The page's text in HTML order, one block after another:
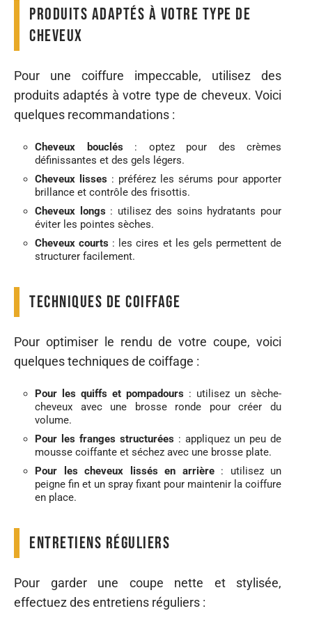
Produits adaptés à votre type de
cheveux
Pour une coiffure impeccable, utilisez des
produits adaptés à votre type de cheveux. Voici
quelques recommandations :
Cheveux bouclés : optez pour des crèmes
définissantes et des gels légers.
Cheveux lisses : préférez les sérums pour apporter
brillance et contrôle des frisottis.
Cheveux longs : utilisez des soins hydratants pour
éviter les pointes sèches.
Cheveux courts : les cires et les gels permettent de
structurer facilement.
Techniques de coiffage
Pour optimiser le rendu de votre coupe, voici
quelques techniques de coiffage :
Pour les quiffs et pompadours : utilisez un sèche-
cheveux avec une brosse ronde pour créer du
volume.
Pour les franges structurées : appliquez un peu de
mousse coiffante et séchez avec une brosse plate.
Pour les cheveux lissés en arrière: utilisez un
peigne fin et un spray fixant pour maintenir la coiffure
en place.
Entretiens réguliers
Pour garder une coupe nette et stylisée,
effectuez des entretiens réguliers :